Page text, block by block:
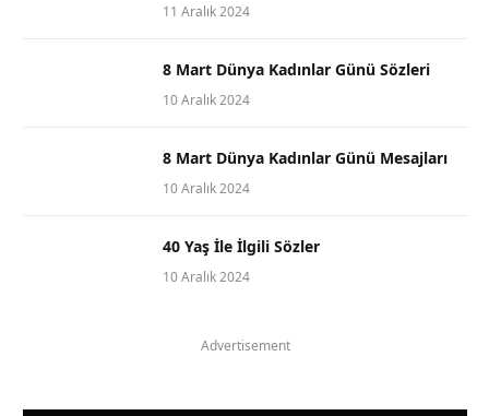
11 Aralık 2024
8 Mart Dünya Kadınlar Günü Sözleri
10 Aralık 2024
8 Mart Dünya Kadınlar Günü Mesajları
10 Aralık 2024
40 Yaş İle İlgili Sözler
10 Aralık 2024
Advertisement